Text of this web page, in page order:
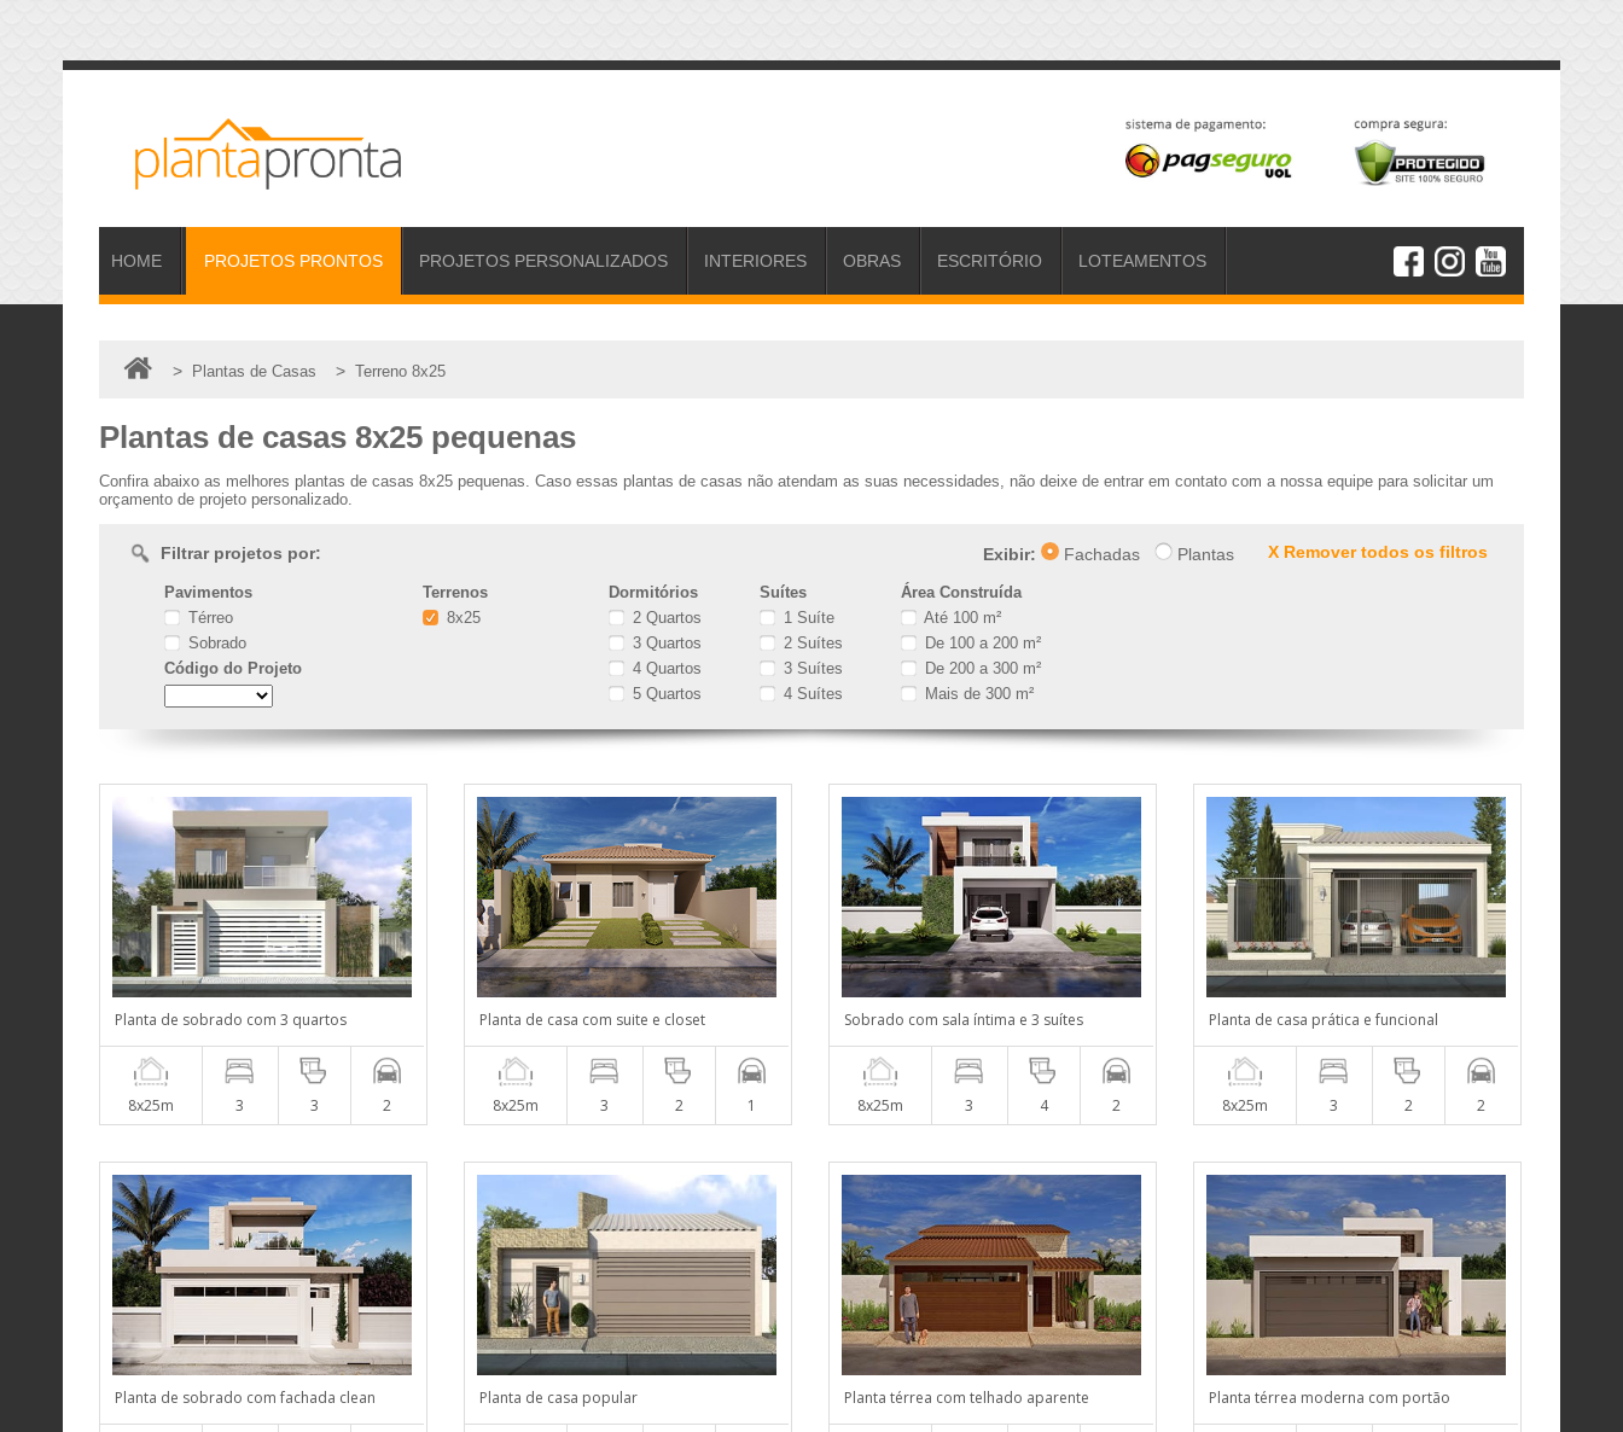
HOME PROJETOS PRONTOS PROJETOS PERSONALIZADOS INTERIORES OBRAS ESCRITÓRIO LOTEAMENTOS
> Plantas de Casas > Terreno 8x25
Plantas de casas 8x25 pequenas
Confira abaixo as melhores plantas de casas 8x25 pequenas. Caso essas plantas de casas não atendam as suas necessidades, não deixe de entrar em contato com a nossa equipe para solicitar um
orçamento de projeto personalizado.
X Remover todos os filtros
Filtrar projetos por: Exibir: Fachadas Plantas
Pavimentos
Térreo
Sobrado
Código do Projeto
Terrenos
8x25
Dormitórios
2 Quartos
3 Quartos
4 Quartos
5 Quartos
Suítes
1 Suíte
2 Suítes
3 Suítes
4 Suítes
Área Construída
Até 100 m²
De 100 a 200 m²
De 200 a 300 m²
Mais de 300 m²
Planta de sobrado com 3 quartos
8x25m 3 3 2
Planta de casa com suite e closet
8x25m 3 2 1
Sobrado com sala íntima e 3 suítes
8x25m 3 4 2
Planta de casa prática e funcional
8x25m 3 2 2
Planta de sobrado com fachada clean Planta de casa popular Planta térrea com telhado aparente Planta térrea moderna com portão